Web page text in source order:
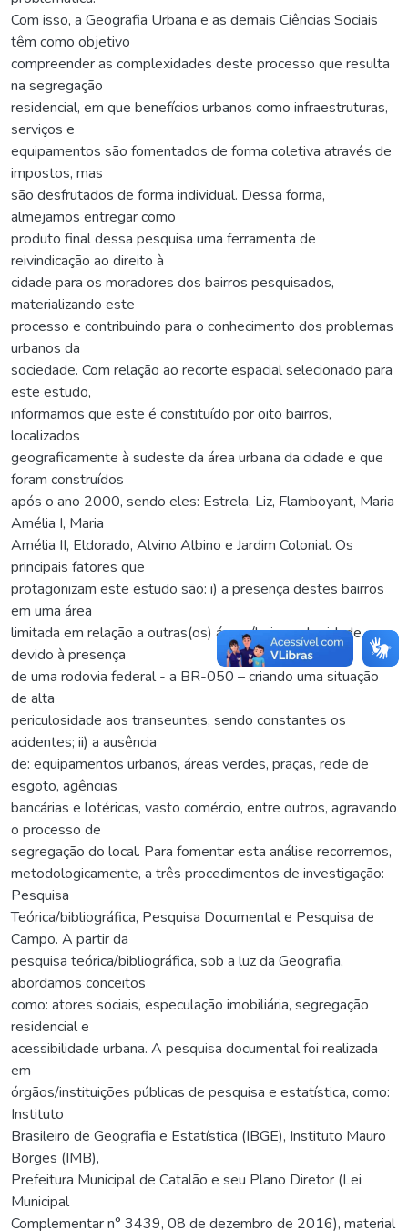
Com isso, a Geografia Urbana e as demais Ciências Sociais
têm como objetivo
compreender as complexidades deste processo que resulta
na segregação
residencial, em que benefícios urbanos como infraestruturas,
serviços e
equipamentos são fomentados de forma coletiva através de
impostos, mas
são desfrutados de forma individual. Dessa forma,
almejamos entregar como
produto final dessa pesquisa uma ferramenta de
reivindicação ao direito à
cidade para os moradores dos bairros pesquisados,
materializando este
processo e contribuindo para o conhecimento dos problemas
urbanos da
sociedade. Com relação ao recorte espacial selecionado para
este estudo,
informamos que este é constituído por oito bairros,
localizados
geograficamente à sudeste da área urbana da cidade e que
foram construídos
após o ano 2000, sendo eles: Estrela, Liz, Flamboyant, Maria
Amélia I, Maria
Amélia II, Eldorado, Alvino Albino e Jardim Colonial. Os
principais fatores que
protagonizam este estudo são: i) a presença destes bairros
em uma área
limitada em relação a outras(os) áreas/bairros da cidade,
devido à presença
de uma rodovia federal - a BR-050 – criando uma situação
de alta
periculosidade aos transeuntes, sendo constantes os
acidentes; ii) a ausência
de: equipamentos urbanos, áreas verdes, praças, rede de
esgoto, agências
bancárias e lotéricas, vasto comércio, entre outros, agravando
o processo de
segregação do local. Para fomentar esta análise recorremos,
metodologicamente, a três procedimentos de investigação:
Pesquisa
Teórica/bibliográfica, Pesquisa Documental e Pesquisa de
Campo. A partir da
pesquisa teórica/bibliográfica, sob a luz da Geografia,
abordamos conceitos
como: atores sociais, especulação imobiliária, segregação
residencial e
acessibilidade urbana. A pesquisa documental foi realizada
em
órgãos/instituições públicas de pesquisa e estatística, como:
Instituto
Brasileiro de Geografia e Estatística (IBGE), Instituto Mauro
Borges (IMB),
Prefeitura Municipal de Catalão e seu Plano Diretor (Lei
Municipal
Complementar n° 3439, 08 de dezembro de 2016), material